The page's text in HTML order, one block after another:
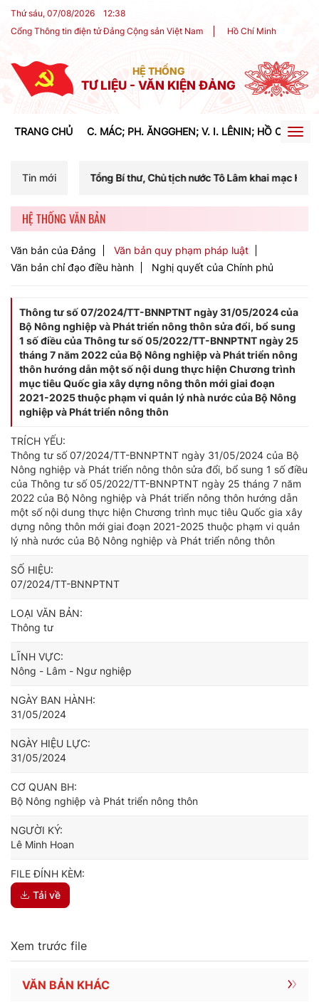
Thứ sáu, 07/08/2026 12:38
Cổng Thông tin điện tử Đảng Cộng sản Việt Nam
Hồ Chí Minh
HỆ THỐNG
TƯ LIỆU - VĂN KIỆN ĐẢNG
TRANG CHỦ C. MÁC; PH. ĂNGGHEN; V. I. LÊNIN; HỒ CHÍ
Tin mới
Bí thư, Chủ tịch nước Tô Lâm khai mạc Hội nghị Trung ương
HỆ THỐNG VĂN BẢN
Văn bản của Đảng
Văn bản quy phạm pháp luật
Văn bản chỉ đạo điều hành
Nghị quyết của Chính phủ
Thông tư số 07/2024/TT-BNNPTNT ngày 31/05/2024 của
Bộ Nông nghiệp và Phát triển nông thôn sửa đổi, bổ sung
1 số điều của Thông tư số 05/2022/TT-BNNPTNT ngày 25
tháng 7 năm 2022 của Bộ Nông nghiệp và Phát triển nông
thôn hướng dẫn một số nội dung thực hiện Chương trình
mục tiêu Quốc gia xây dựng nông thôn mới giai đoạn
2021-2025 thuộc phạm vi quản lý nhà nước của Bộ Nông
nghiệp và Phát triển nông thôn
TRÍCH YẾU:
Thông tư số 07/2024/TT-BNNPTNT ngày 31/05/2024 của Bộ
Nông nghiệp và Phát triển nông thôn sửa đổi, bổ sung 1 số điều
của Thông tư số 05/2022/TT-BNNPTNT ngày 25 tháng 7 năm
2022 của Bộ Nông nghiệp và Phát triển nông thôn hướng dẫn
một số nội dung thực hiện Chương trình mục tiêu Quốc gia xây
dựng nông thôn mới giai đoạn 2021-2025 thuộc phạm vi quản
lý nhà nước của Bộ Nông nghiệp và Phát triển nông thôn
SỐ HIỆU:
07/2024/TT-BNNPTNT
LOẠI VĂN BẢN:
Thông tư
LĨNH VỰC:
Nông - Lâm - Ngư nghiệp
NGÀY BAN HÀNH:
31/05/2024
NGÀY HIỆU LỰC:
31/05/2024
CƠ QUAN BH:
Bộ Nông nghiệp và Phát triển nông thôn
NGƯỜI KÝ:
Lê Minh Hoan
FILE ĐÍNH KÈM:
Tải về
Xem trước file
VĂN BẢN KHÁC